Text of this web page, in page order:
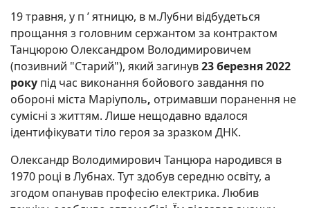
19 травня, у п ’ ятницю, в м.Лубни відбудеться
прощання з головним сержантом за контрактом
Танцюрою Олександром Володимировичем
(позивний "Старий"), який загинув23 березня 2022
року під час виконання бойового завдання по
обороні міста Маріуполь, отримавши поранення не
сумісні з життям. Лише нещодавно вдалося
ідентифікувати тіло героя за зразком ДНК.
Олександр Володимирович Танцюра народився в
1970 році в Лубнах. Тут здобув середню освіту, а
згодом опанував професію електрика. Любив